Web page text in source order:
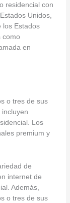
residencial con
Unidos,
los Estados
como
en
o tres de sus
Los
premium y
de
internet de
Además,
o tres de sus